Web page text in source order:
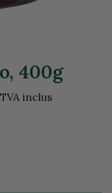
400g
TVA inclus